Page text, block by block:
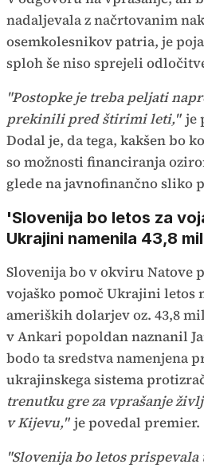
nadaljevala z načrtovanim
osemkolesnikov patria, je
sploh še niso sprejeli
"Postopke je treba peljati
prekinili pred štirimi leti," je
Dodal je, da tega, kakšen bo
so možnosti financiranja
glede na javnofinančno sliko
'Slovenija bo letos za
Ukrajini namenila 43,8
Slovenija bo v okviru Natove
vojaško pomoč Ukrajini letos
ameriških dolarjev oz. 43,8
v Ankari popoldan naznanil
bodo ta sredstva namenjena
ukrajinskega sistema
trenutku gre za vprašanje
v Kijevu," je povedal premier.
"Slovenija bo letos